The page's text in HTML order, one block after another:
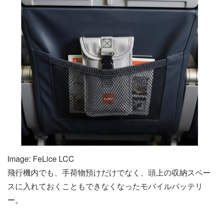
Image: FeLice LCC
飛行機内でも、手荷物預けだけでなく、頭上の収納スペー
スに入れておくこともできなくなったモバイルバッテリ
ー。